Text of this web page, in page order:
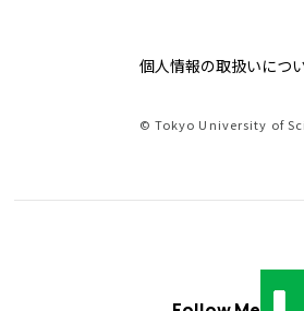
個人情報の取扱いにつ
© Tokyo University of